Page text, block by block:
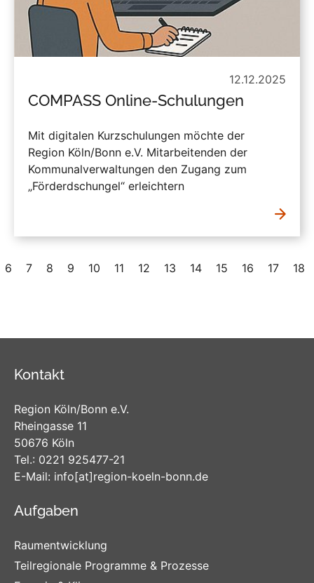
12.12.2025
COMPASS Online-Schulungen
Mit digitalen Kurzschulungen möchte der
Region Köln/Bonn e.V. Mitarbeitenden der
Kommunalverwaltungen den Zugang zum
„Förderdschungel“ erleichtern
6 7 8 9 10 11 12 13 14 15 16 17 18
Kontakt
Region Köln/Bonn e.V.
Rheingasse 11
50676 Köln
Tel.: 0221 925477-21
E-Mail: info[at]region-koeln-bonn.de
Aufgaben
Raumentwicklung
Teilregionale Programme & Prozesse